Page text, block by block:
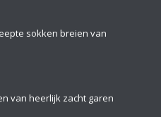
sokken breien van
van heerlijk zacht garen